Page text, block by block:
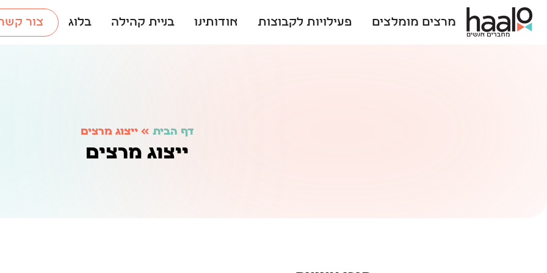
מרצים מומלצים פעילויות לקבוצות אודותינו בניית קהילה בלוג צור
דף הבית »ייצוג מרצים
ייצוג מרצים